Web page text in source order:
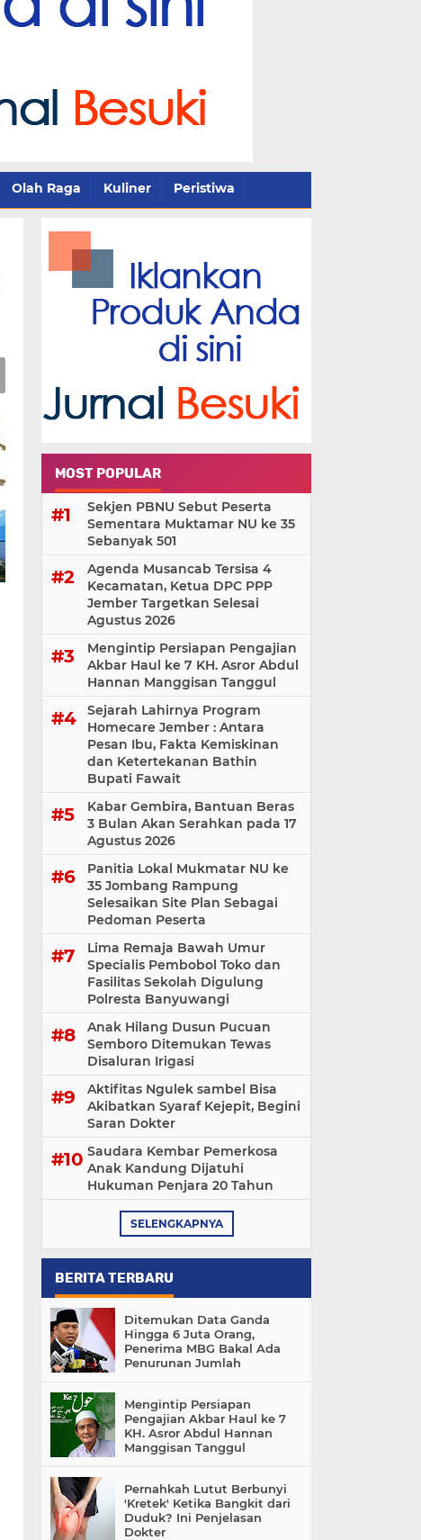
Olah Raga Kuliner Peristiwa
MOST POPULAR
Sekjen PBNU Sebut Peserta
Sementara Muktamar NU ke 35
Sebanyak 501
Agenda Musancab Tersisa 4
Kecamatan, Ketua DPC PPP
Jember Targetkan Selesai
Agustus 2026
Mengintip Persiapan Pengajian
Akbar Haul ke 7 KH. Asror Abdul
Hannan Manggisan Tanggul
Sejarah Lahirnya Program
Homecare Jember : Antara
Pesan Ibu, Fakta Kemiskinan
dan Ketertekanan Bathin
Bupati Fawait
Kabar Gembira, Bantuan Beras
3 Bulan Akan Serahkan pada 17
Agustus 2026
Panitia Lokal Mukmatar NU ke
35 Jombang Rampung
Selesaikan Site Plan Sebagai
Pedoman Peserta
Lima Remaja Bawah Umur
Specialis Pembobol Toko dan
Fasilitas Sekolah Digulung
Polresta Banyuwangi
Anak Hilang Dusun Pucuan
Semboro Ditemukan Tewas
Disaluran Irigasi
Aktifitas Ngulek sambel Bisa
Akibatkan Syaraf Kejepit, Begini
Saran Dokter
Saudara Kembar Pemerkosa
Anak Kandung Dijatuhi
Hukuman Penjara 20 Tahun
SELENGKAPNYA
BERITA TERBARU
Ditemukan Data Ganda
Hingga 6 Juta Orang,
Penerima MBG Bakal Ada
Penurunan Jumlah
Mengintip Persiapan
Pengajian Akbar Haul ke 7
KH. Asror Abdul Hannan
Manggisan Tanggul
Pernahkah Lutut Berbunyi
'Kretek' Ketika Bangkit dari
Duduk? Ini Penjelasan
Dokter